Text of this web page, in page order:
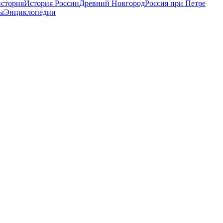
История РоссииДревний НовгородРоссия при Петре
Энциклопедии